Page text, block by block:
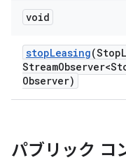
void
stopLeasing(Stop
Stream
Observer)
パブリック コ